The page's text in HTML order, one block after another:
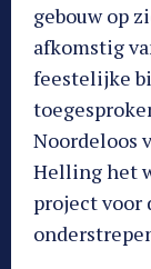
gebouw op
afkomstig
feestelijke
Noordeloos
Helling het
project voor